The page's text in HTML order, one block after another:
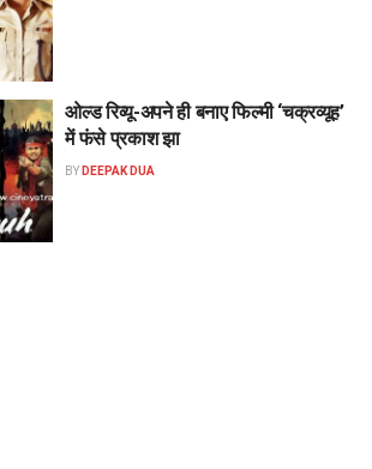
ओल्ड रिव्यू-अपने ही बनाए फिल्मी ‘चक्रव्यूह’
में फंसे प्रकाश झा
BY DEEPAK DUA